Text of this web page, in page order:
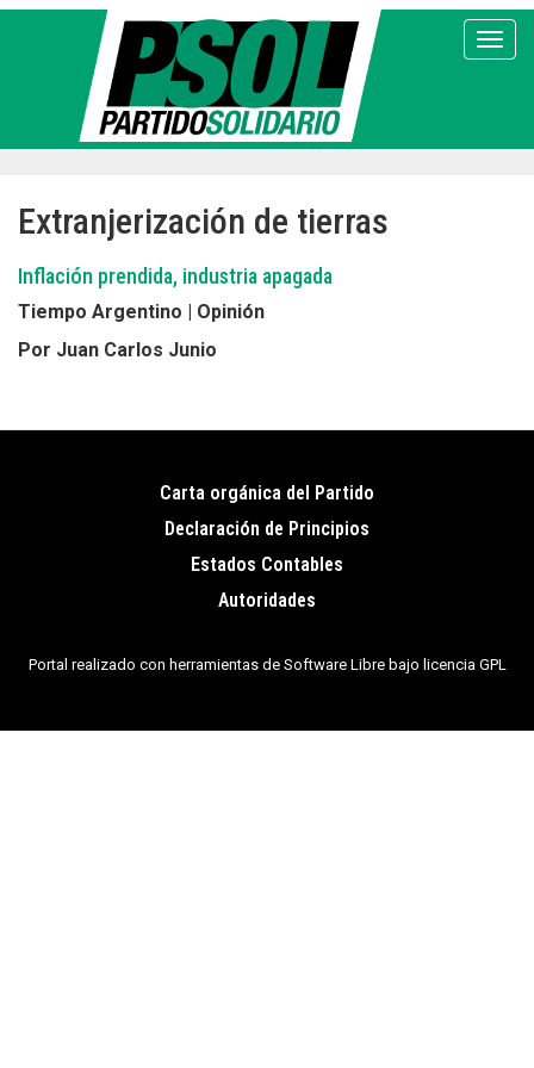
Pasar
Extranjerización de tierras
Inflación prendida, industria apagada
Tiempo Argentino | Opinión
Por Juan Carlos Junio
Pie
de
página
Carta orgánica del Partido
Declaración de Principios
Estados Contables
Autoridades
Portal realizado con herramientas de Software Libre bajo licencia GPL